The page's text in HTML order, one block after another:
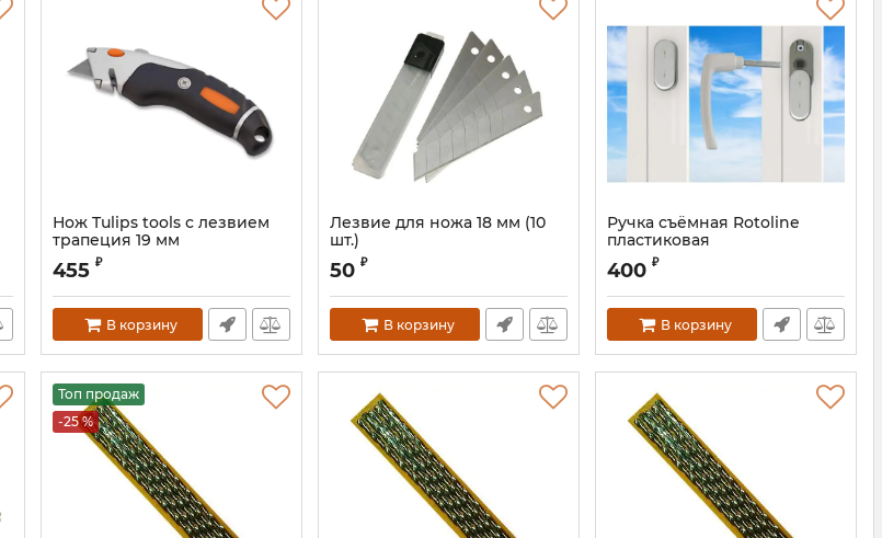
Нож Tulips tools с лезвием
трапеция 19 мм
Артикул:
455 ₽
В корзину
Лезвие для ножа 18 мм (10
шт.)
50 ₽
В корзину
Ручка съёмная Rotoline
пластиковая
Артикул:
400 ₽
В корзину
Топ продаж
-25 %